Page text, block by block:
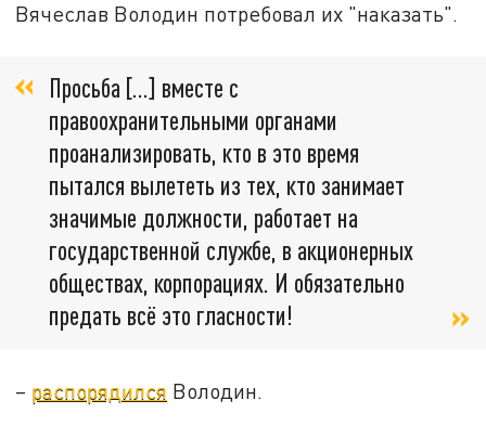
Вячеслав Володин потребовал их "наказать".
Просьба […] вместе с
правоохранительными органами
проанализировать, кто в это время
пытался вылететь из тех, кто занимает
значимые должности, работает на
государственной службе, в акционерных
обществах, корпорациях. И обязательно
предать всё это гласности!
– распорядился Володин.